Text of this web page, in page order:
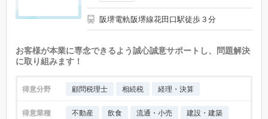
阪堺電軌阪堺線花田口駅徒歩３分
お客様が本業に専念できるよう誠心誠意サポートし、問題解決
に取り組みます！
得意分野 顧問税理士 相続税 経理・決算
得意業種 不動産 飲食 流通・小売
建設・建築